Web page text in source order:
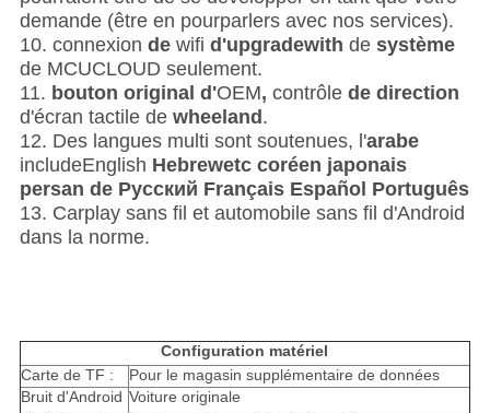
demande (être en pourparlers avec nos services).
10. connexion dewifi d'upgradewith de système
de MCUCLOUD seulement.
11. bouton original d'OEM, contrôle de direction
d'écran tactile de wheeland .
12. Des langues multi sont soutenues, l'arabe
includeEnglish Hebrewetc coréen japonais
persan de Pусский Français Español Português
13. Carplay sans fil et automobile sans fil d'Android
dans la norme.
Configuration matériel
Carte de TF :
Pour le magasin supplémentaire de données
Bruit d'Android Voiture originale